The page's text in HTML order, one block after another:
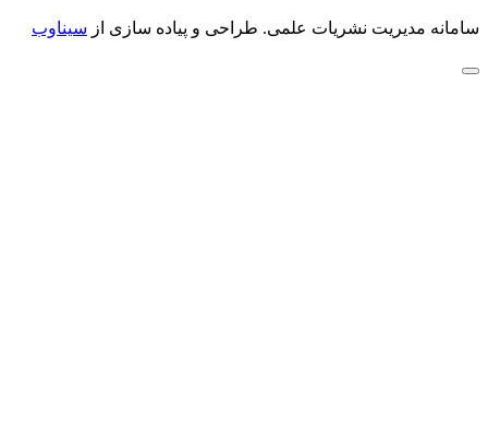
سامانه مدیریت نشریات علمی. طراحی و پیاده سازی از سیناوب